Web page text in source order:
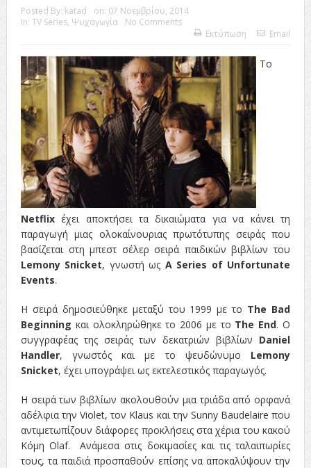
Posted By: katad on: 07 Νοεμβρίου, 2014
In: TV Series, Ψυχαγωγία
No Comments
Εκτύπωση
Email
Το
Netflixέχει αποκτήσει τα δικαιώματα για να κάνει τη
παραγωγή μιας ολοκαίνουριας πρωτότυπης σειράς που
βασίζεται στη μπεστ σέλερ σειρά παιδικών βιβλίων του
Lemony Snicket, γνωστή ως A Series of Unfortunate
Events.
Η σειρά δημοσιεύθηκε μεταξύ του 1999 με το The Bad
Beginning και ολοκληρώθηκε το 2006 με το The End. Ο
συγγραφέας της σειράς των δεκατριών βιβλίων Daniel
Handler, γνωστός και με το ψευδώνυμο Lemony
Snicket, έχει υπογράψει ως εκτελεστικός παραγωγός.
Η σειρά των βιβλίων ακολουθούν μια τριάδα από ορφανά
αδέλφια την Violet, τον Klaus και την Sunny Baudelaire που
αντιμετωπίζουν διάφορες προκλήσεις στα χέρια του κακού
Κόμη Olaf. Ανάμεσα στις δοκιμασίες και τις ταλαιπωρίες
τους, τα παιδιά προσπαθούν επίσης να αποκαλύψουν την